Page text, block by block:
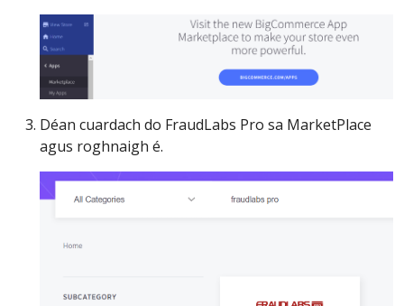
Déan cuardach do FraudLabs Pro sa MarketPlace
agus roghnaigh é.